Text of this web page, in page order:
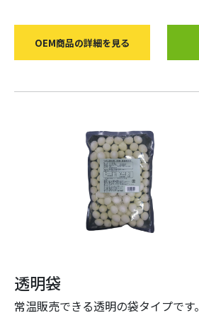
OEM商品の詳細を見る
透明袋
常温販売できる透明の袋タイプです。